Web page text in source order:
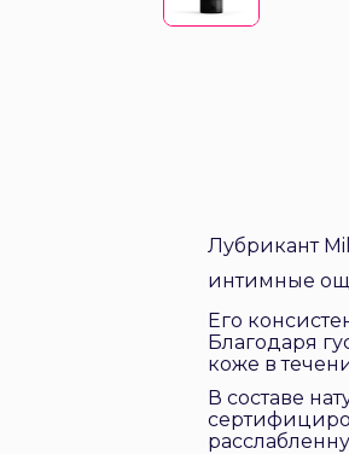
Лубрикант
интимные
Его
Благодаря
коже в
В составе